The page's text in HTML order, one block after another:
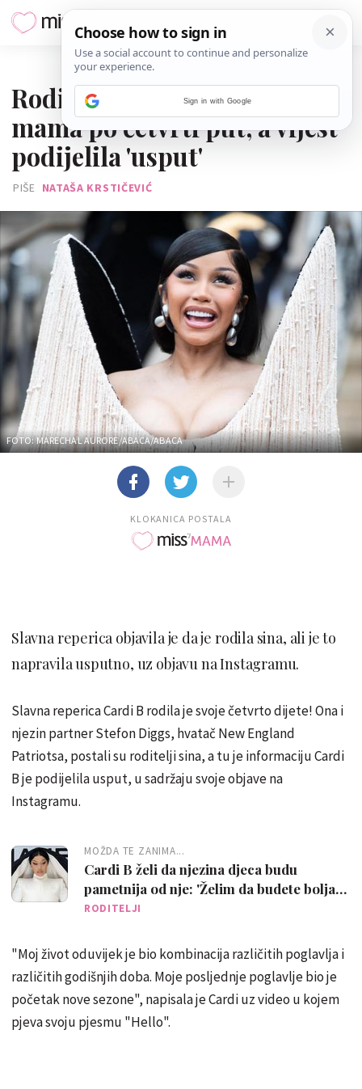
Rodila je Cardi B - postala je
mama po četvrti put, a vijest
podijelila 'usput'
PIŠE NATAŠA KRSTIČEVIĆ
FOTO: MARECHAL AURORE/ABACA/ABACA
KLOKANICA POSTALA
Slavna reperica objavila je da je rodila sina, ali je to
napravila usputno, uz objavu na Instagramu.
Slavna reperica Cardi B rodila je svoje četvrto dijete! Ona i
njezin partner Stefon Diggs, hvatač New England
Patriotsa, postali su roditelji sina, a tu je informaciju Cardi
B je podijelila usput, u sadržaju svoje objave na
Instagramu.
MOŽDA TE ZANIMA...
Cardi B želi da njezina djeca budu
pametnija od nje: 'Želim da budete bolja
verzija mene, jednom ćete to cijeniti'
RODITELJI
"Moj život oduvijek je bio kombinacija različitih poglavlja i
različitih godišnjih doba. Moje posljednje poglavlje bio je
početak nove sezone", napisala je Cardi uz video u kojem
pjeva svoju pjesmu "Hello".
Sign in with Google